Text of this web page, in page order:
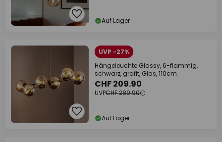
Auf Lager
UVP -27%
Hängeleuchte Glassy, 6-flammig,
schwarz, grafit, Glas, 110cm
CHF 209.90
UVPCHF 289.90
Auf Lager